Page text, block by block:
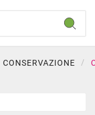
CONSERVAZIONE